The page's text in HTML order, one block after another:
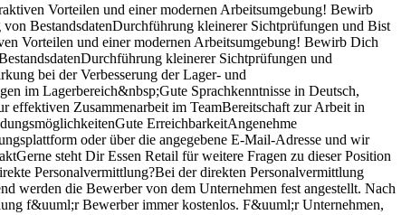
Vorteilen und einer modernen Arbeitsumgebung! Bewirb
BestandsdatenDurchführung kleinerer Sichtprüfungen und Bist
Vorteilen und einer modernen Arbeitsumgebung! Bewirb Dich
kleinerer Sichtprüfungen und
bei der Verbesserung der Lager- und
im Lagerbereich&nbsp;Gute Sprachkenntnisse in Deutsch,
Zusammenarbeit im TeamBereitschaft zur Arbeit in
ErreichbarkeitAngenehme
oder über die angegebene E-Mail-Adresse und wir
steht Dir Essen Retail für weitere Fragen zu dieser Position
Personalvermittlung?Bei der direkten Personalvermittlung
werden die Bewerber von dem Unternehmen fest angestellt. Nach
f&uuml;r Bewerber immer kostenlos. F&uuml;r Unternehmen,